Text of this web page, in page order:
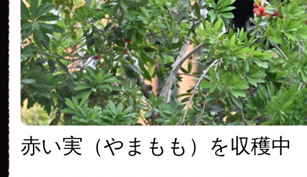
赤い実（やまもも）を収穫中